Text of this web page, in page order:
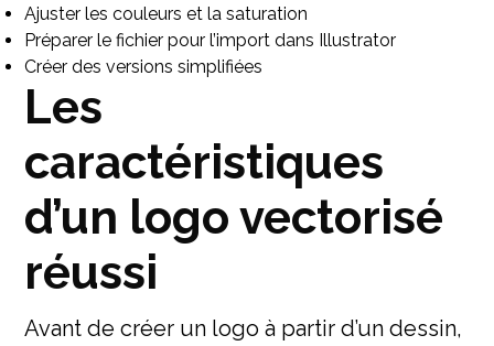
Ajuster les couleurs et la saturation
Préparer le fichier pour l’import dans Illustrator
Créer des versions simplifiées
Les
caractéristiques
d’un logo vectorisé
réussi
Avant de créer un logo à partir d’un dessin,